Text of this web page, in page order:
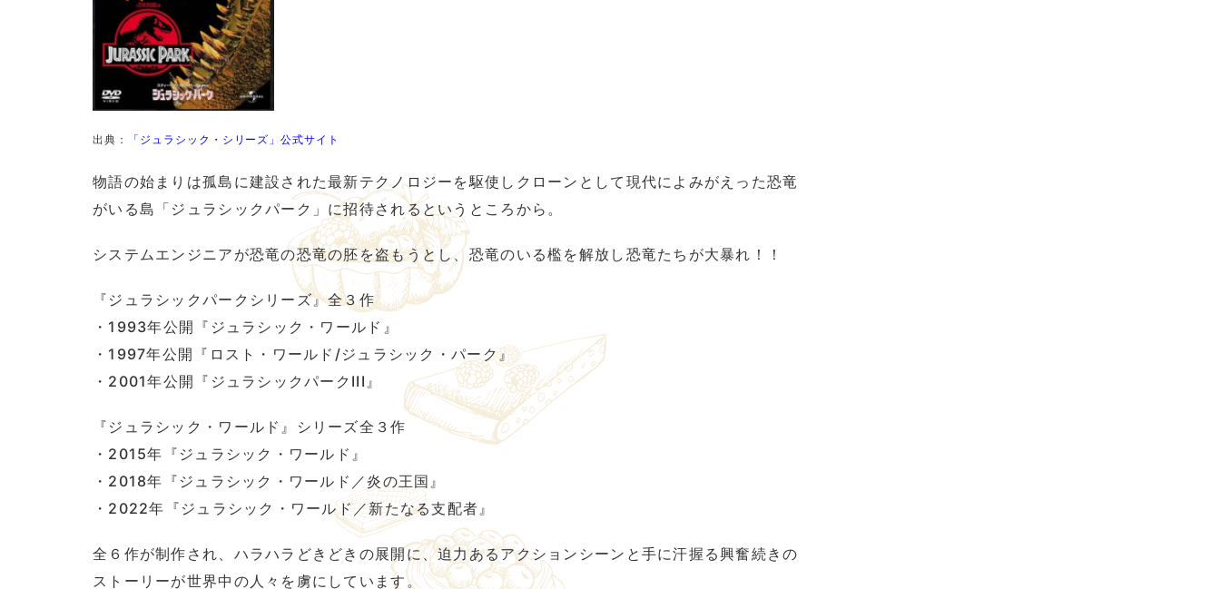
出典： 「ジュラシック・シリーズ」公式サイト
物語の始まりは孤島に建設された最新テクノロジーを駆使しクローンとして現代によみがえった恐竜
がいる島「ジュラシックパーク」に招待されるというところから。
システムエンジニアが恐竜の恐竜の胚を盗もうとし、恐竜のいる檻を解放し恐竜たちが大暴れ！！
『ジュラシックパークシリーズ』全３作
・1993年公開『ジュラシック・ワールド』
・1997年公開『ロスト・ワールド/ジュラシック・パーク』
・2001年公開『ジュラシックパークIII』
『ジュラシック・ワールド』シリーズ全３作
・2015年『ジュラシック・ワールド』
・2018年『ジュラシック・ワールド／炎の王国』
・2022年『ジュラシック・ワールド／新たなる支配者』
全６作が制作され、ハラハラどきどきの展開に、迫力あるアクションシーンと手に汗握る興奮続きの
ストーリーが世界中の人々を虜にしています。